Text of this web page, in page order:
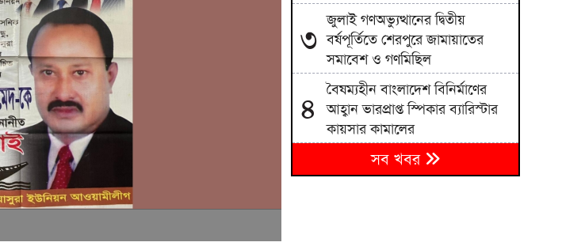
৩
জুলাই গণঅভ্যুত্থানের দ্বিতীয়
বর্ষপূর্তিতে শেরপুরে জামায়াতের
সমাবেশ ও গণমিছিল
৪
বৈষম্যহীন বাংলাদেশ বিনির্মাণের
আহ্বান ভারপ্রাপ্ত স্পিকার ব্যারিস্টার
কায়সার কামালের
৫
সাকিবের মাগুরার বাড়িতে হামলা ও
ভাঙচুর
সব খবর